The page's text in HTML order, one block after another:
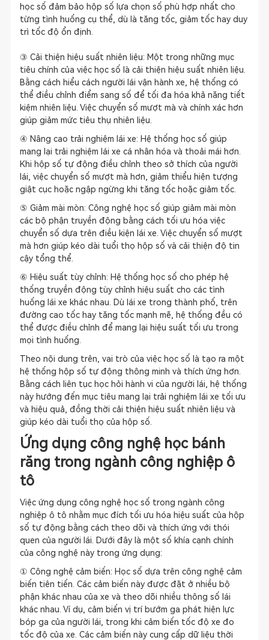
học số đảm bảo hộp số lựa chọn số phù hợp nhất cho
từng tình huống cụ thể, dù là tăng tốc, giảm tốc hay duy
trì tốc độ ổn định.
③ Cải thiện hiệu suất nhiên liệu: Một trong những mục
tiêu chính của việc học số là cải thiện hiệu suất nhiên liệu.
Bằng cách hiểu cách người lái vận hành xe, hệ thống có
thể điều chỉnh điểm sang số để tối đa hóa khả năng tiết
kiệm nhiên liệu. Việc chuyển số mượt mà và chính xác hơn
giúp giảm mức tiêu thụ nhiên liệu.
④ Nâng cao trải nghiệm lái xe: Hệ thống học số giúp
mang lại trải nghiệm lái xe cá nhân hóa và thoải mái hơn.
Khi hộp số tự động điều chỉnh theo sở thích của người
lái, việc chuyển số mượt mà hơn, giảm thiểu hiện tượng
giật cục hoặc ngập ngừng khi tăng tốc hoặc giảm tốc.
⑤ Giảm mài mòn: Công nghệ học số giúp giảm mài mòn
các bộ phận truyền động bằng cách tối ưu hóa việc
chuyển số dựa trên điều kiện lái xe. Việc chuyển số mượt
mà hơn giúp kéo dài tuổi thọ hộp số và cải thiện độ tin
cậy tổng thể.
⑥ Hiệu suất tùy chỉnh: Hệ thống học số cho phép hệ
thống truyền động tùy chỉnh hiệu suất cho các tình
huống lái xe khác nhau. Dù lái xe trong thành phố, trên
đường cao tốc hay tăng tốc mạnh mẽ, hệ thống đều có
thể được điều chỉnh để mang lại hiệu suất tối ưu trong
mọi tình huống.
Theo nội dung trên, vai trò của việc học số là tạo ra một
hệ thống hộp số tự động thông minh và thích ứng hơn.
Bằng cách liên tục học hỏi hành vi của người lái, hệ thống
này hướng đến mục tiêu mang lại trải nghiệm lái xe tối ưu
và hiệu quả, đồng thời cải thiện hiệu suất nhiên liệu và
giúp kéo dài tuổi thọ của hộp số.
Ứng dụng công nghệ học bánh
răng trong ngành công nghiệp ô
tô
Việc ứng dụng công nghệ học số trong ngành công
nghiệp ô tô nhằm mục đích tối ưu hóa hiệu suất của hộp
số tự động bằng cách theo dõi và thích ứng với thói
quen của người lái. Dưới đây là một số khía cạnh chính
của công nghệ này trong ứng dụng:
① Công nghệ cảm biến: Học số dựa trên công nghệ cảm
biến tiên tiến. Các cảm biến này được đặt ở nhiều bộ
phận khác nhau của xe và theo dõi nhiều thông số lái
khác nhau. Ví dụ, cảm biến vị trí bướm ga phát hiện lực
bóp ga của người lái, trong khi cảm biến tốc độ xe đo
tốc độ của xe. Các cảm biến này cung cấp dữ liệu thời